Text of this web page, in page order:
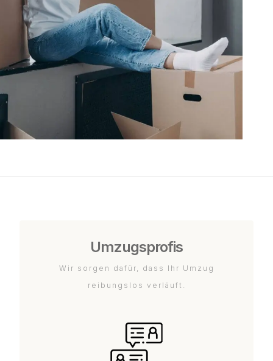
Umzugsprofis
Wir sorgen dafür, dass Ihr Umzug
reibungslos verläuft.